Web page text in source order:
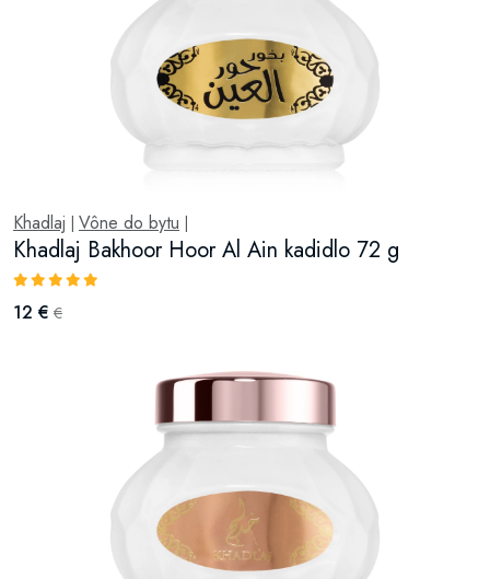
Khadlaj Vône do bytu
Khadlaj Bakhoor Hoor Al Ain kadidlo 72 g
12 € €